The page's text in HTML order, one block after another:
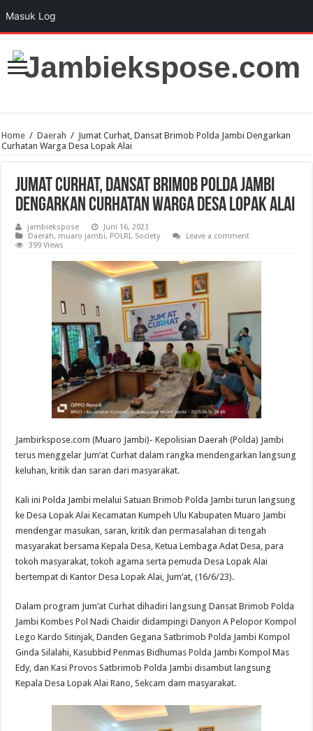
Home / Daerah / Jumat Curhat, Dansat Brimob Polda Jambi Dengarkan
Curhatan Warga Desa Lopak Alai
Jumat Curhat, Dansat Brimob Polda Jambi
Dengarkan Curhatan Warga Desa Lopak Alai
jambiekspose
Juni 16, 2023
Daerah, muaro jambi, POLRI, Society
Leave a comment
399 Views
Jambirkspose.com (Muaro Jambi)- Kepolisian Daerah (Polda) Jambi
terus menggelar Jum’at Curhat dalam rangka mendengarkan langsung
keluhan, kritik dan saran dari masyarakat.
Kali ini Polda Jambi melalui Satuan Brimob Polda Jambi turun langsung
ke Desa Lopak Alai Kecamatan Kumpeh Ulu Kabupaten Muaro Jambi
mendengar masukan, saran, kritik dan permasalahan di tengah
masyarakat bersama Kepala Desa, Ketua Lembaga Adat Desa, para
tokoh masyarakat, tokoh agama serta pemuda Desa Lopak Alai
bertempat di Kantor Desa Lopak Alai, Jum’at, (16/6/23).
Dalam program Jum’at Curhat dihadiri langsung Dansat Brimob Polda
Jambi Kombes Pol Nadi Chaidir didampingi Danyon A Pelopor Kompol
Lego Kardo Sitinjak, Danden Gegana Satbrimob Polda Jambi Kompol
Ginda Silalahi, Kasubbid Penmas Bidhumas Polda Jambi Kompol Mas
Edy, dan Kasi Provos Satbrimob Polda Jambi disambut langsung
Kepala Desa Lopak Alai Rano, Sekcam dam masyarakat.
Masuk Log